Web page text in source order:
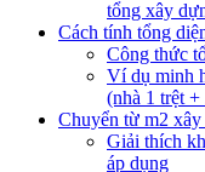
tổng xây
Cách tính tổng
Công thức
Ví dụ minh
(nhà 1 trệt
Chuyển từ m2
Giải thích
áp dụng